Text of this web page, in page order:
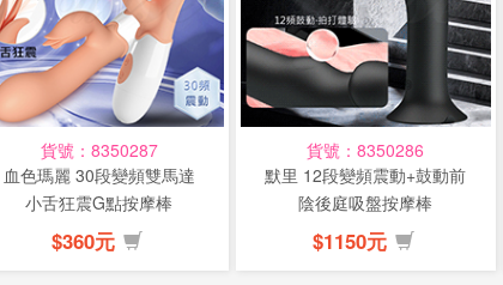
貨號：8350287
血色瑪麗 30段變頻雙馬達
小舌狂震G點按摩棒
$360元
貨號：8350286
默里 12段變頻震動+鼓動前
陰後庭吸盤按摩棒
$1150元